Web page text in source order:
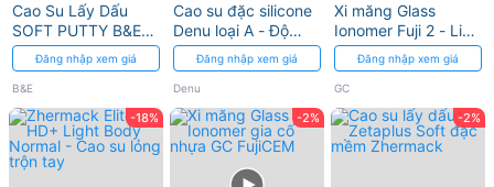
Cao Su Lấy Dấu
SOFT PUTTY B&E
Đặc Tự Trộn - Nha
Khoa
Đăng nhập xem giá
B&E
Cao su đặc silicone
Denu loại A - Độ
bền xé cao
Đăng nhập xem giá
Denu
Xi măng Glass
Ionomer Fuji 2 - Liên
kết mạnh mẽ với
ngà răng
Đăng nhập xem giá
GC
-18% -2% -2%